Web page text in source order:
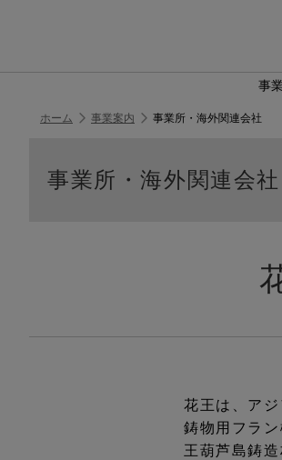
事
ホーム 事業案内 事業所・海外関連会社
事業所・海外関連会社
花王は、ア
鋳物用フラ
王葫芦島鋳